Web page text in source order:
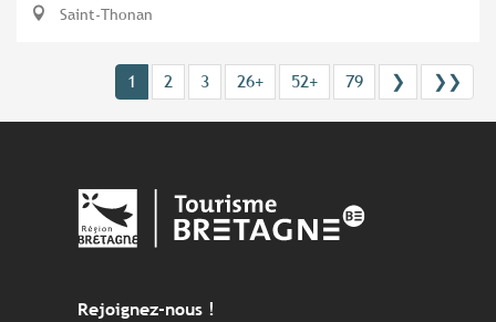
Saint-Thonan
1 2 3 26+ 52+ 79 ❯ ❯❯
Rejoignez-nous !